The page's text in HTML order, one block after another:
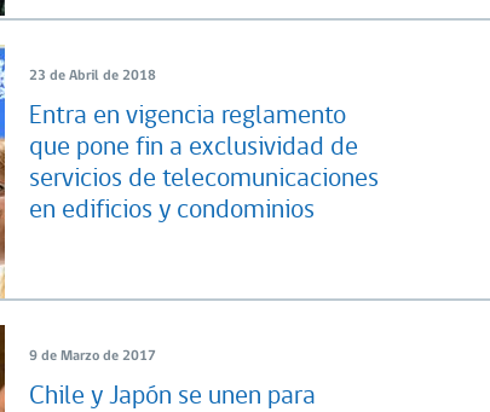
23 de Abril de 2018
Entra en vigencia reglamento
que pone fin a exclusividad de
servicios de telecomunicaciones
en edificios y condominios
9 de Marzo de 2017
Chile y Japón se unen para